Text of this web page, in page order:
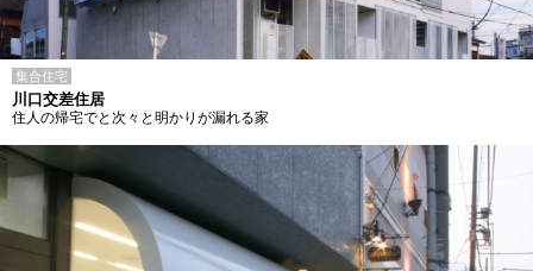
集合住宅
川口交差住居
住人の帰宅でと次々と明かりが漏れる家